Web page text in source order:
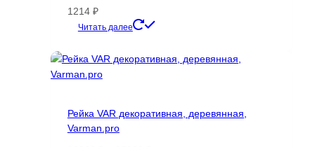
1214 ₽
Читать далее
имеет
можно
Рейка VAR декоративная, деревянная,
Varman.pro